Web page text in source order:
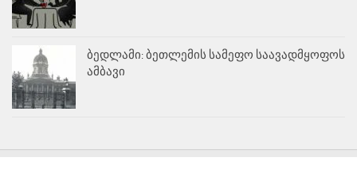
ბედლამი: ბეთლემის სამეფო საავადმყოფოს
ამბავი